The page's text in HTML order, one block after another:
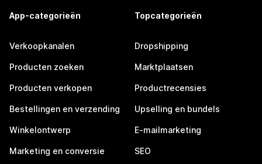
App-categorieën
Verkoopkanalen
Producten zoeken
Producten verkopen
Bestellingen en verzending
Winkelontwerp
Marketing en conversie
Topcategorieën
Dropshipping
Marktplaatsen
Productrecensies
Upselling en bundels
E-mailmarketing
SEO